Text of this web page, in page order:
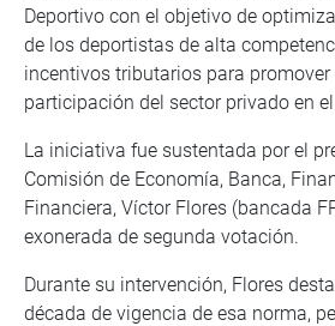
Deportivo con el objetivo de
de los deportistas de alta
incentivos tributarios para
participación del sector privado en
La iniciativa fue sustentada por el
Comisión de Economía, Banca,
Financiera, Víctor Flores (bancada
exonerada de segunda votación.
Durante su intervención, Flores
década de vigencia de esa norma,